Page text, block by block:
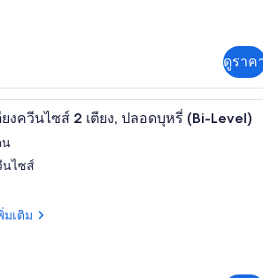
ดูราค
ห้องสวีท, เตียงควีนไซส์ 2 เตีย
งควีนไซส์ 2 เตียง, ปลอดบุหรี่ (Bi-Level)
น
นไซส์
มเติม